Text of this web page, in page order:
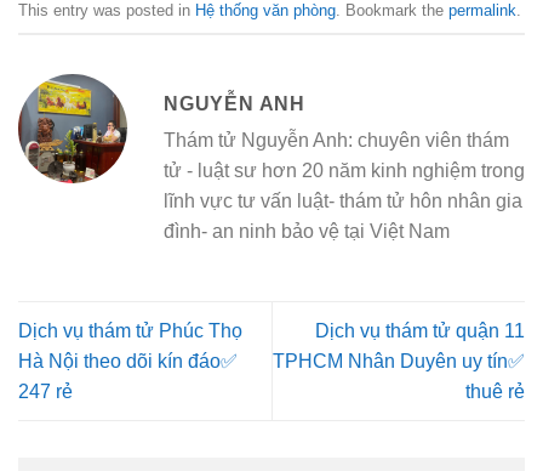
This entry was posted in Hệ thống văn phòng. Bookmark the permalink.
NGUYỄN ANH
Thám tử Nguyễn Anh: chuyên viên thám
tử - luật sư hơn 20 năm kinh nghiệm trong
lĩnh vực tư vấn luật- thám tử hôn nhân gia
đình- an ninh bảo vệ tại Việt Nam
Dịch vụ thám tử Phúc Thọ
Hà Nội theo dõi kín đáo✅
247 rẻ
Dịch vụ thám tử quận 11
TPHCM Nhân Duyên uy tín✅
thuê rẻ